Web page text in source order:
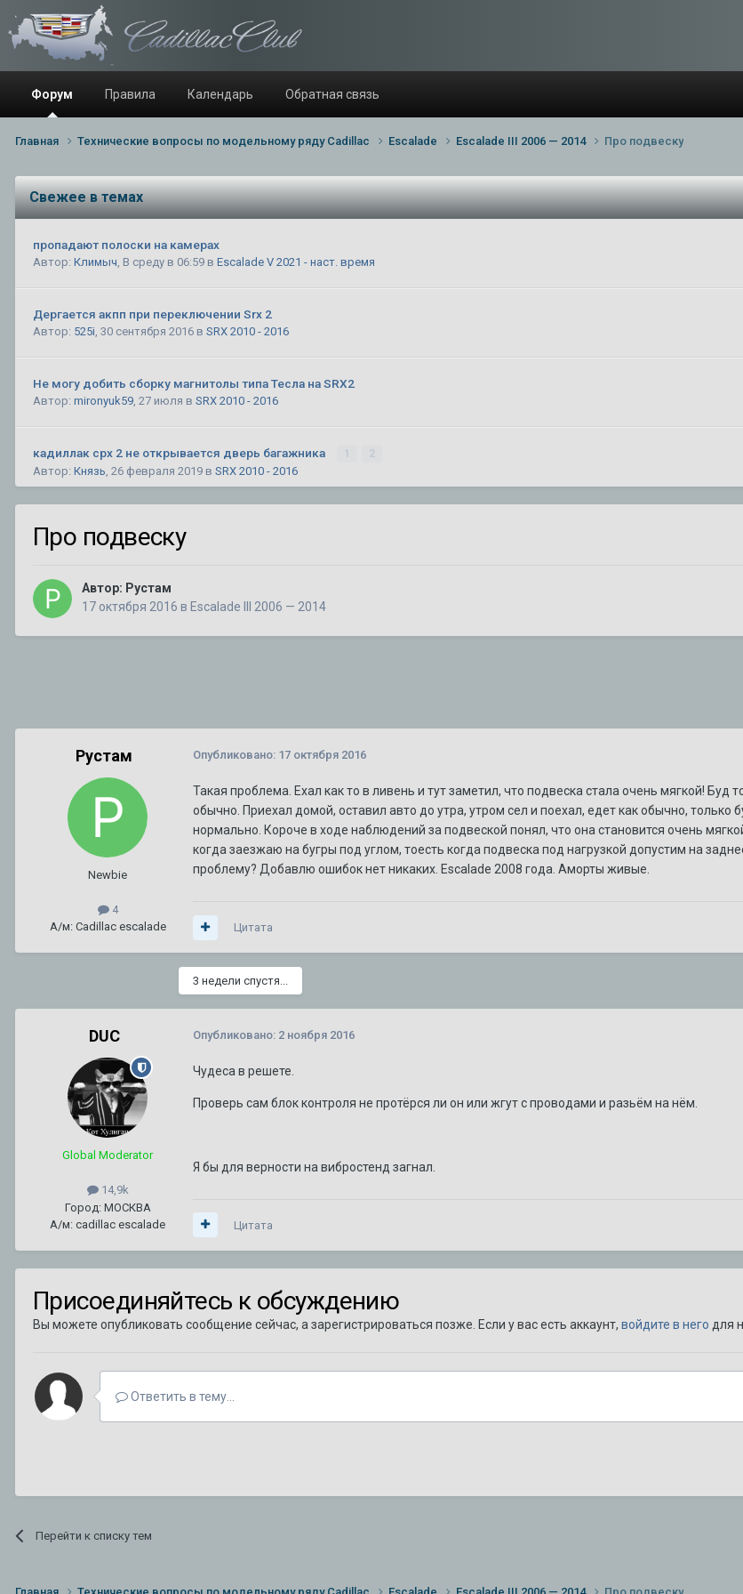
Форум Правила Календарь Обратная связь
Главная Технические вопросы по модельному ряду Cadillac Escalade Escalade III 2006 — 2014 Про подвеску
Свежее в темах
пропадают полоски на камерах
Автор: Климыч В среду в 06:59 в Escalade V 2021 - наст. время
Дергается акпп при переключении Srx 2
Автор: 525i 30 сентября 2016 в SRX 2010 - 2016
Не могу добить сборку магнитолы типа Тесла на SRX2
Автор: mironyuk59 27 июля в SRX 2010 - 2016
кадиллак срх 2 не открывается дверь багажника 1 2
Автор: Князь 26 февраля 2019 в SRX 2010 - 2016
Автор:CADILLAC ,10 августа 2025
Планирую продажу уникального BLS
Автор: DeathRow, 11 июляв BLS
92 или 95 - что лучше ??? 1 2 3
A446MO в Escalade III 2006 — 2014
Сгорела коробка на 280000км. Как предотвратить в следующий раз? Доп. охлаждение?
Автор: zelevsky23 29 июня CTS I 2003 г. — 2007 г.
(и ещё 2)
Марат уфа
Про подвеску
Автор: Рустам
17 октября 2016 в Escalade III 2006 — 2014
Рустам
Newbie
4
А/м: Cadillac escalade
Опубликовано: 17 октября 2016
Такая проблема. Ехал как то в ливень и тут заметил, что подвеска стала очень мягкой!
обычно. Приехал домой, оставил авто до утра, утром сел и поехал, едет как обычно, только
нормально. Короче в ходе наблюдений за подвеской понял, что она становится очень
когда заезжаю на бугры под углом, тоесть когда подвеска под нагрузкой допустим на
проблему? Добавлю ошибок нет никаких. Escalade 2008 года. Аморты живые.
Цитата
3 недели спустя...
DUC
Global Moderator
14,9k
Город: МОСКВА
А/м: cadillac escalade
Опубликовано: 2 ноября 2016
Чудеса в решете.
Проверь сам блок контроля не протёрся ли он или жгут с проводами и разьём на нём.
Я бы для верности на вибростенд загнал.
Цитата
Присоединяйтесь к обсуждению
Вы можете опубликовать сообщение сейчас, а зарегистрироваться позже. Если у вас есть аккаунт, войдите в него для
Ответить в тему...
Перейти к списку тем